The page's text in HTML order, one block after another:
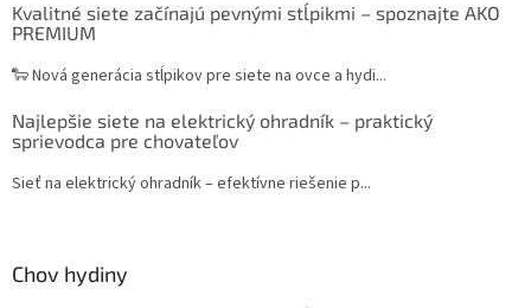
Kvalitné siete začínajú pevnými stĺpikmi – spoznajte AKO
PREMIUM
🐑 Nová generácia stĺpikov pre siete na ovce a hydi...
Najlepšie siete na elektrický ohradník – praktický
sprievodca pre chovateľov
Sieť na elektrický ohradník – efektívne riešenie p...
Chov hydiny